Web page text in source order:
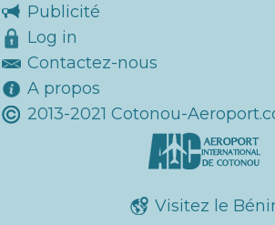
Publicité
Log in
Contactez-nous
A propos
2013-2021 Cotonou-
Visitez le